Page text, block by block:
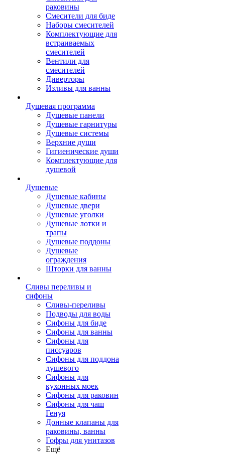
раковины
Смесители для биде
Наборы смесителей
Комплектующие для
встраиваемых
смесителей
Вентили для
смесителей
Диверторы
Изливы для ванны
Душевая программа
Душевые панели
Душевые гарнитуры
Душевые системы
Верхние души
Гигиенические души
Комплектующие для
душевой
Душевые
Душевые кабины
Душевые двери
Душевые уголки
Душевые лотки и
трапы
Душевые поддоны
Душевые
ограждения
Шторки для ванны
Сливы переливы и
сифоны
Сливы-переливы
Подводы для воды
Сифоны для биде
Сифоны для ванны
Сифоны для
писсуаров
Сифоны для поддона
душевого
Сифоны для
кухонных моек
Сифоны для раковин
Сифоны для чаш
Генуя
Донные клапаны для
раковины, ванны
Гофры для унитазов
Ещё